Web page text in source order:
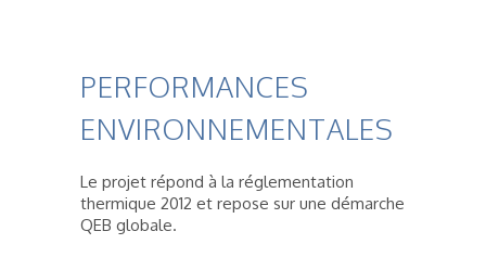
PERFORMANCES
ENVIRONNEMENTALES
Le projet répond à la réglementation
thermique 2012 et repose sur une démarche
QEB globale.